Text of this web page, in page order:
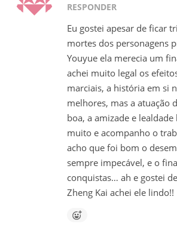
RESPONDER
Eu gostei apesar de ficar
mortes dos personagens
Youyue ela merecia um
achei muito legal os
marciais, a história em si
melhores, mas a atuação
boa, a amizade e
muito e acompanho o
acho que foi bom o
sempre impecável, e o
conquistas… ah e gostei
Zheng Kai achei ele lindo!!